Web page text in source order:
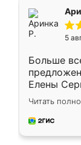
5
Больше
Елены
короткие
для
Читать